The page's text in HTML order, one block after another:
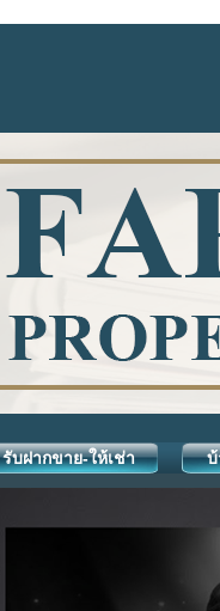
รับฝากขาย-ให้เช่า บ้